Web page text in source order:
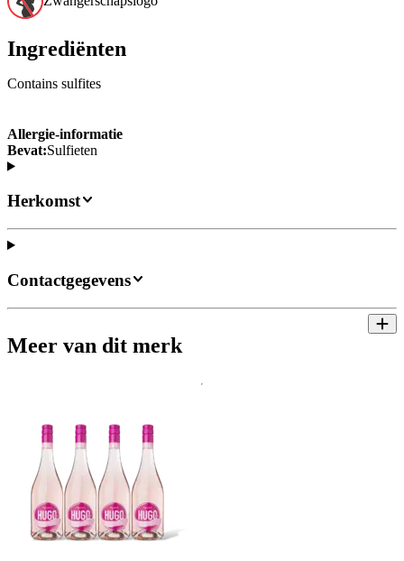
Ingrediënten
Contains sulfites
Allergie-informatie
Bevat:Sulfieten
Herkomst
Contactgegevens
Meer van dit merk